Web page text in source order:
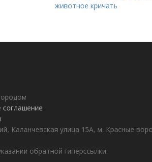
животное кричать
соглашение
Каланчевская улица 15А, м. Красные
обратной гиперссылки.